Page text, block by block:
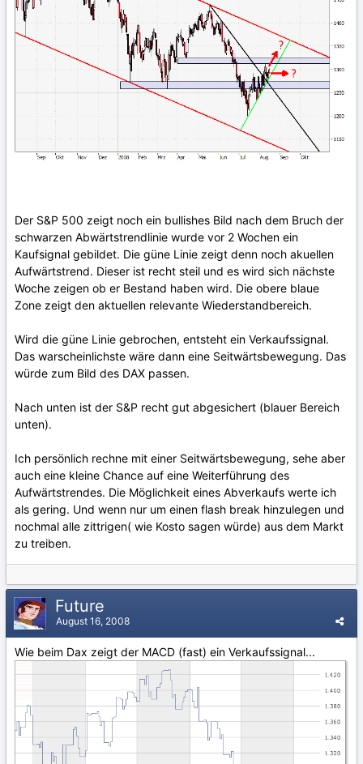
Der S&P 500 zeigt noch ein bullishes Bild nach dem Bruch der
schwarzen Abwärtstrendlinie wurde vor 2 Wochen ein
Kaufsignal gebildet. Die güne Linie zeigt denn noch akuellen
Aufwärtstrend. Dieser ist recht steil und es wird sich nächste
Woche zeigen ob er Bestand haben wird. Die obere blaue
Zone zeigt den aktuellen relevante Wiederstandbereich.
Wird die güne Linie gebrochen, entsteht ein Verkaufssignal.
Das warscheinlichste wäre dann eine Seitwärtsbewegung. Das
würde zum Bild des DAX passen.
Nach unten ist der S&P recht gut abgesichert (blauer Bereich
unten).
Ich persönlich rechne mit einer Seitwärtsbewegung, sehe aber
auch eine kleine Chance auf eine Weiterführung des
Aufwärtstrendes. Die Möglichkeit eines Abverkaufs werte ich
als gering. Und wenn nur um einen flash break hinzulegen und
nochmal alle zittrigen( wie Kosto sagen würde) aus dem Markt
zu treiben.
Future
August 16, 2008
Wie beim Dax zeigt der MACD (fast) ein Verkaufssignal...